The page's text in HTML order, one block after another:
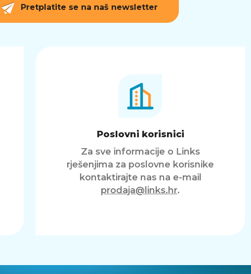
Pretplatite se na naš newsletter
Poslovni korisnici
Za sve informacije o Links
rješenjima za poslovne korisnike
kontaktirajte nas na e-mail
prodaja@links.hr.